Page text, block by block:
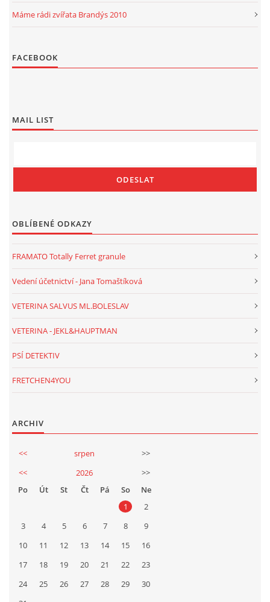
Máme rádi zvířata Brandýs 2010
FACEBOOK
MAIL LIST
OBLÍBENÉ ODKAZY
FRAMATO Totally Ferret granule
Vedení účetnictví - Jana Tomaštíková
VETERINA SALVUS ML.BOLESLAV
VETERINA - JEKL&HAUPTMAN
PSÍ DETEKTIV
FRETCHEN4YOU
ARCHIV
<< srpen
>>
<<
2026
>>
Po
Út St Čt Pá So
Ne
1
2
3
4 5 6 7 8
9
10
11 12 13 14 15
16
17
18 19 20 21 22
23
24
25 26 27 28 29
30